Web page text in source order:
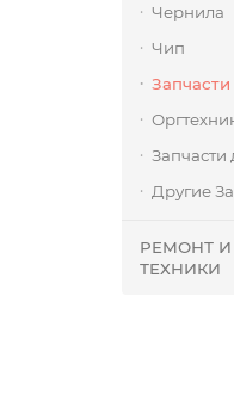
Чернила
Чип
Запчасти
Запчасти
Другие
РЕМОНТ
ТЕХНИКИ